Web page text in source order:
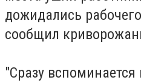
дожидались
сообщил
"Сразу